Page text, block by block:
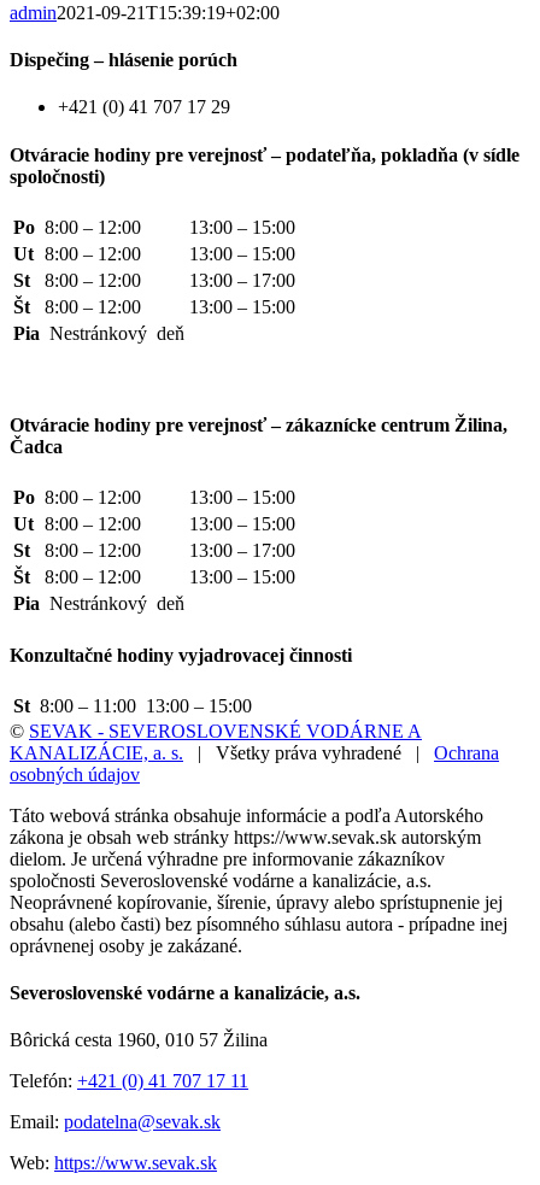
admin2021-09-21T15:39:19+02:00
Dispečing – hlásenie porúch
+421 (0) 41 707 17 29
Otváracie hodiny pre verejnosť – podateľňa, pokladňa (v sídle
spoločnosti)
Po 8:00 – 12:00
13:00 – 15:00
Ut 8:00 – 12:00
13:00 – 15:00
St
8:00 – 12:00
13:00 – 17:00
Št
8:00 – 12:00
13:00 – 15:00
Pia Nestránkový deň
Otváracie hodiny pre verejnosť – zákaznícke centrum Žilina,
Čadca
Po 8:00 – 12:00
13:00 – 15:00
Ut 8:00 – 12:00
13:00 – 15:00
St
8:00 – 12:00
13:00 – 17:00
Št
8:00 – 12:00
13:00 – 15:00
Pia Nestránkový deň
Konzultačné hodiny vyjadrovacej činnosti
St 8:00 – 11:00 13:00 – 15:00
© SEVAK - SEVEROSLOVENSKÉ VODÁRNE A
KANALIZÁCIE, a. s. | Všetky práva vyhradené | Ochrana
osobných údajov
Táto webová stránka obsahuje informácie a podľa Autorského
zákona je obsah web stránky https://www.sevak.sk autorským
dielom. Je určená výhradne pre informovanie zákazníkov
spoločnosti Severoslovenské vodárne a kanalizácie, a.s.
Neoprávnené kopírovanie, šírenie, úpravy alebo sprístupnenie jej
obsahu (alebo časti) bez písomného súhlasu autora - prípadne inej
oprávnenej osoby je zakázané.
Toggle
Bar
Severoslovenské vodárne a kanalizácie, a.s.
Bôrická cesta 1960, 010 57 Žilina
Telefón: +421 (0) 41 707 17 11
Email: podatelna@sevak.sk
Web: https://www.sevak.sk